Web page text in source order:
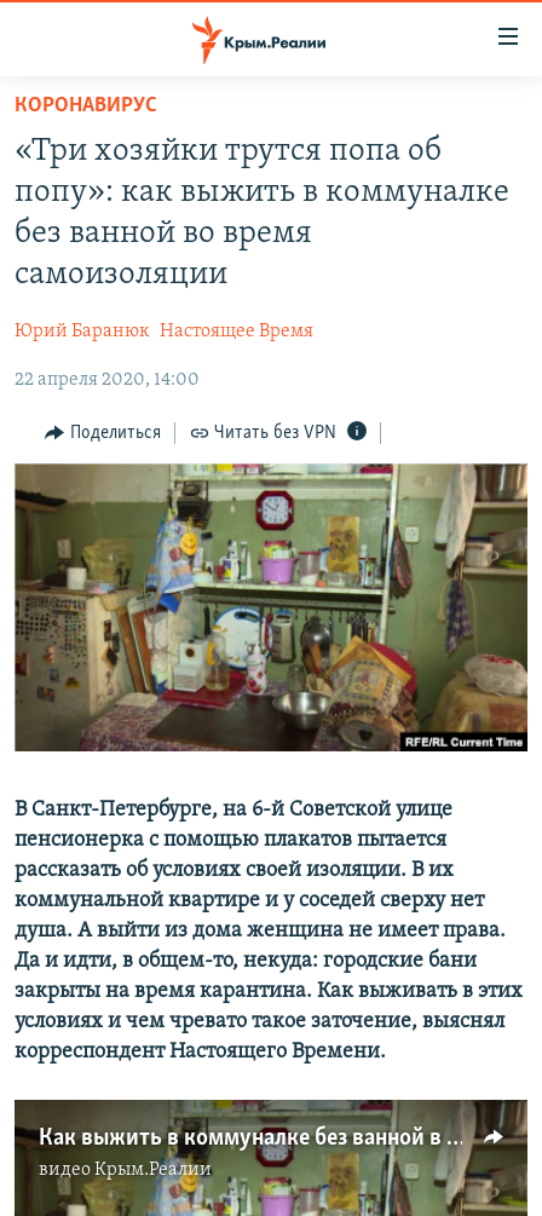
Вернуться
основному
содержанию
Вернутся
главной
Вернутся
СПЕЦПРОЕКТЫ
ВОДА
ИНТЕРАКТИВ
ИНФОГРАФИКА
ТЕЛЕПРОЕКТ КРЫМ.РЕАЛИИ
СОВЕТЫ ПРАВОЗАЩИТНИКОВ
ПРОПАВШИЕ БЕЗ ВЕСТИ
ПОБЕДИТЕЛЕЙ НЕ СУДЯТ?
КРЫМ.НЕПОКОРЕННЫЙ
ELIFBE
УКРАИНСКАЯ ПРОБЛЕМА КРЫМА
РАДІО СВОБОДА
КАК ОБОЙТИ БЛОКИРОВКУ
Qırımtatar
ПРИСОЕДИНЯЙТЕСЬ!
Все сайты RFE/RL
КОРОНАВИРУС
«Три хозяйки трутся попа об
попу»: как выжить в коммуналке
без ванной во время
самоизоляции
Юрий Баранюк Настоящее Время
22 апреля 2020, 14:00
Поделиться Читать без VPN
В Санкт-Петербурге, на 6-й Советской улице
пенсионерка с помощью плакатов пытается
рассказать об условиях своей изоляции. В их
коммунальной квартире и у соседей сверху нет
душа. А выйти из дома женщина не имеет права.
Да и идти, в общем-то, некуда: городские бани
закрыты на время карантина. Как выживать в этих
условиях и чем чревато такое заточение, выяснял
корреспондент Настоящего Времени.
Как выжить в коммуналке без ванной в Петербурге во время самоизоляции
видеоКрым.Реалии